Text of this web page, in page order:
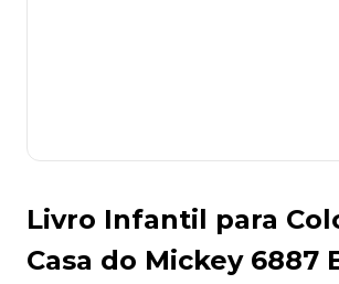
Livro Infantil para
Casa do Mickey 6887